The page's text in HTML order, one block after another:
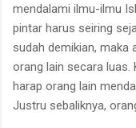
mendalami ilmu-ilmu
pintar harus seiring
sudah demikian, maka
orang lain secara luas.
harap orang lain
Justru sebaliknya,